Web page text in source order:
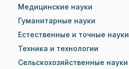
Медицинские науки
Гуманитарные науки
Естественные и точные науки
Техника и технологии
Сельскохозяйственные науки